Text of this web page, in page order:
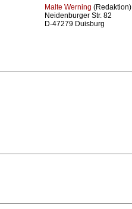
Malte Werning (Redaktion)
Neidenburger Str. 82
D-47279 Duisburg